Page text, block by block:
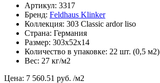
Артикул: 3317
Бренд: Feldhaus Klinker
Коллекция: 303 Classic ardor liso
Страна: Германия
Размер: 303х52х14
Количество в упаковке: 22 шт. (0,5 м2)
Вес: 27 кг/м2
Цена: 7 560.51 руб. /м2